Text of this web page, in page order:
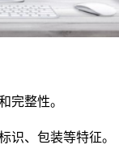
完整性。
识、包装等特征。